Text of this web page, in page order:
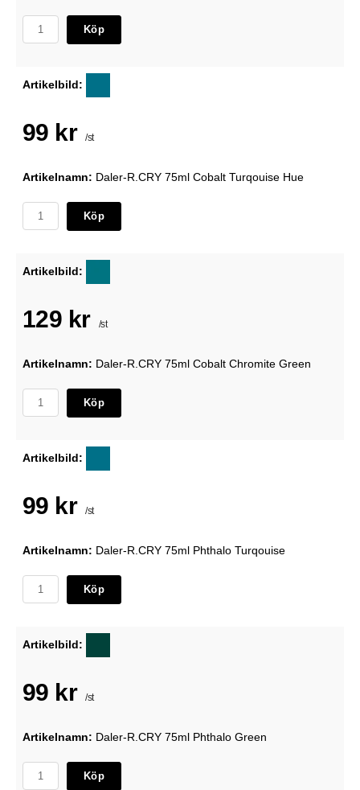
Köp
Artikelbild:
99 kr /st
Artikelnamn: Daler-R.CRY 75ml Cobalt Turqouise Hue
Köp
Artikelbild:
129 kr /st
Artikelnamn: Daler-R.CRY 75ml Cobalt Chromite Green
Köp
Artikelbild:
99 kr /st
Artikelnamn: Daler-R.CRY 75ml Phthalo Turqouise
Köp
Artikelbild:
99 kr /st
Artikelnamn: Daler-R.CRY 75ml Phthalo Green
Köp